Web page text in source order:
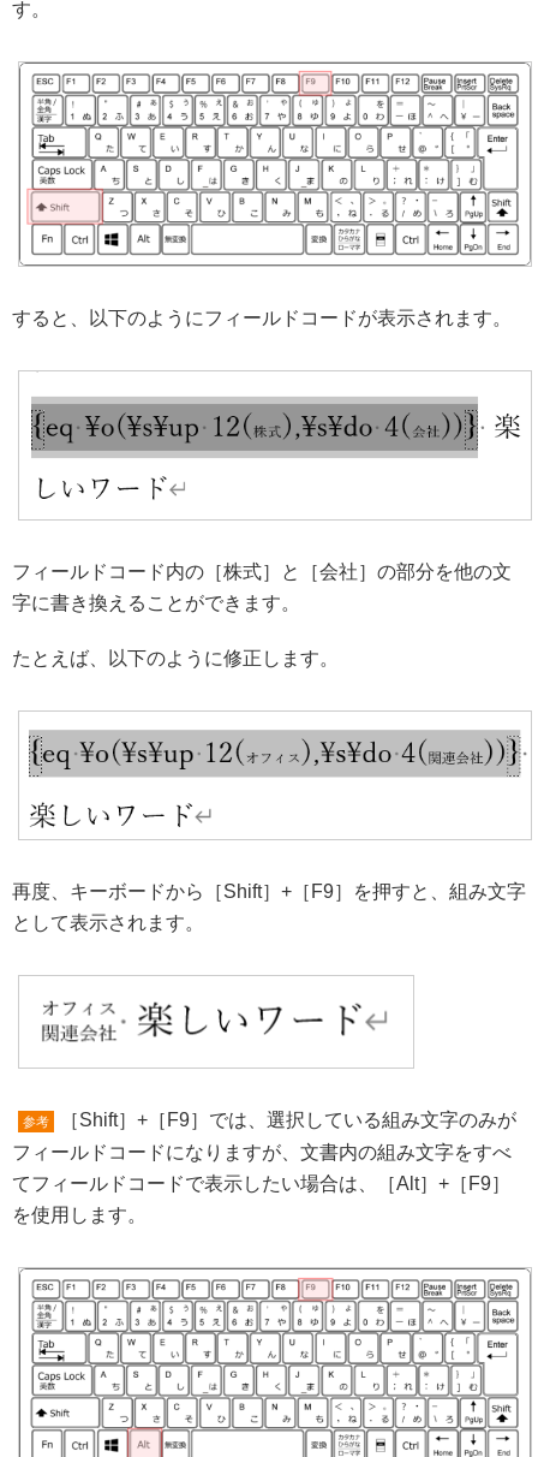
す。
すると、以下のようにフィールドコードが表示されます。
フィールドコード内の［株式］と［会社］の部分を他の文
字に書き換えることができます。
たとえば、以下のように修正します。
再度、キーボードから［Shift］+［F9］を押すと、組み文字
として表示されます。
参考
［Shift］+［F9］では、選択している組み文字のみが
フィールドコードになりますが、文書内の組み文字をすべ
てフィールドコードで表示したい場合は、［Alt］+［F9］
を使用します。